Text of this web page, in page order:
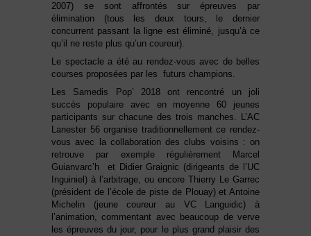
2007) se sont affrontés sur épreuves par
élimination (tous les deux tours, le dernier
concurrent passant la ligne est éliminé, jusqu’à ce
qu’il ne reste plus qu’un coureur).
Le spectacle a été au rendez-vous avec de belles
courses proposées par les futurs champions.
Les Samedis Pop’ 2018 ont rencontré un joli
succès populaire avec en moyenne 60 jeunes
participants sur chacune des trois manches. L’AC
Lanester 56 organise traditionnellement ce rendez-
vous avec la collaboration des clubs voisins : on
retrouve par exemple régulièrement Marcel
Guianvarc’h et Didier Graignic (dirigeants de l’UC
Inguiniel) à l’arbitrage, ou encore Thierry Le Garrec
(président de l’école de piste de Plouay) et Antoine
Michelin (jeune coureur au VC Languidic) à
l’animation, commentant avec beaucoup de verve
les épreuves du jour, pour le plus grand plaisir des